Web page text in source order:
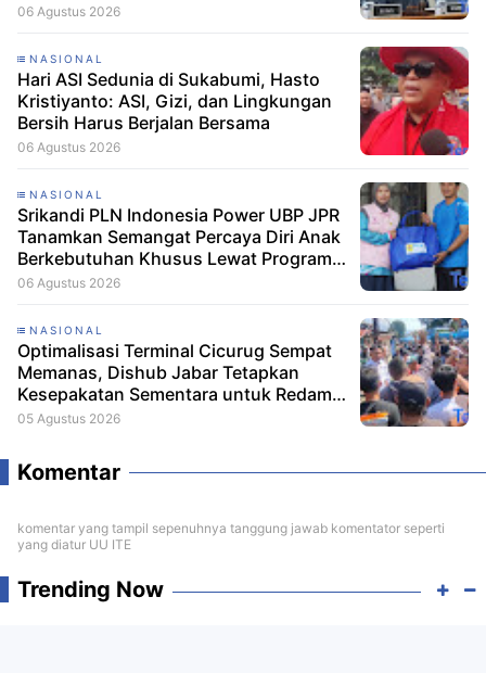
06 Agustus 2026
NASIONAL
Hari ASI Sedunia di Sukabumi, Hasto
Kristiyanto: ASI, Gizi, dan Lingkungan
Bersih Harus Berjalan Bersama
06 Agustus 2026
NASIONAL
Srikandi PLN Indonesia Power UBP JPR
Tanamkan Semangat Percaya Diri Anak
Berkebutuhan Khusus Lewat Program
Srikandi Mengajar
06 Agustus 2026
NASIONAL
Optimalisasi Terminal Cicurug Sempat
Memanas, Dishub Jabar Tetapkan
Kesepakatan Sementara untuk Redam
Ketegangan
05 Agustus 2026
Komentar
komentar yang tampil sepenuhnya tanggung jawab komentator seperti
yang diatur UU ITE
Trending Now